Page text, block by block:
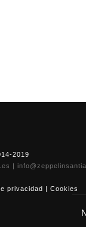
2019
|
privacidad | Cookies